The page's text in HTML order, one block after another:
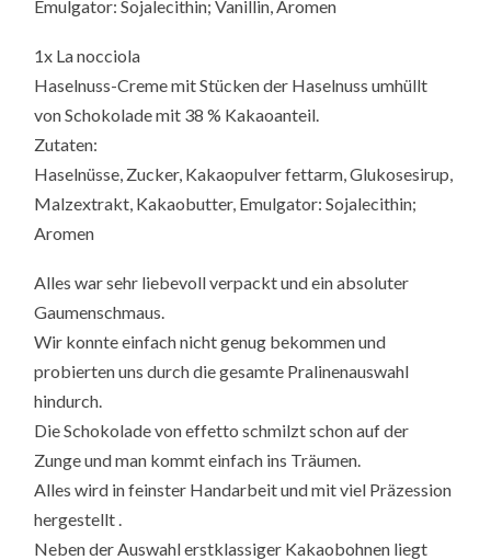
Emulgator: Sojalecithin; Vanillin, Aromen
1x La nocciola
Haselnuss-Creme mit Stücken der Haselnuss umhüllt
von Schokolade mit 38 % Kakaoanteil.
Zutaten:
Haselnüsse, Zucker, Kakaopulver fettarm, Glukosesirup,
Malzextrakt, Kakaobutter, Emulgator: Sojalecithin;
Aromen
Alles war sehr liebevoll verpackt und ein absoluter
Gaumenschmaus.
Wir konnte einfach nicht genug bekommen und
probierten uns durch die gesamte Pralinenauswahl
hindurch.
Die Schokolade von effetto schmilzt schon auf der
Zunge und man kommt einfach ins Träumen.
Alles wird in feinster Handarbeit und mit viel Präzession
hergestellt .
Neben der Auswahl erstklassiger Kakaobohnen liegt